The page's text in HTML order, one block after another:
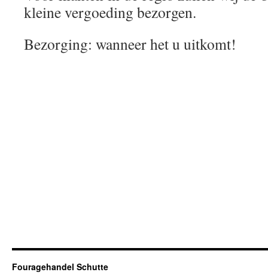
kleine vergoeding bezorgen.
Bezorging: wanneer het u uitkomt!
Fouragehandel Schutte